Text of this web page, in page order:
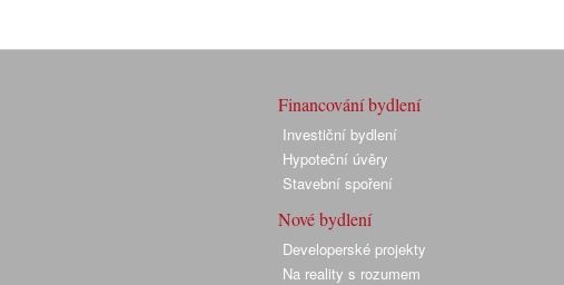
Financování bydlení
Investiční bydlení
Hypoteční úvěry
Stavební spoření
Nové bydlení
Developerské projekty
Na reality s rozumem